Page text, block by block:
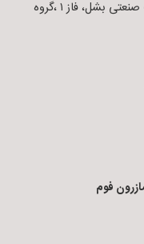
مازندران، سوادکوه شمالی، شهرک صنعتی بشل، فاز ۱ ،گروه
فوم